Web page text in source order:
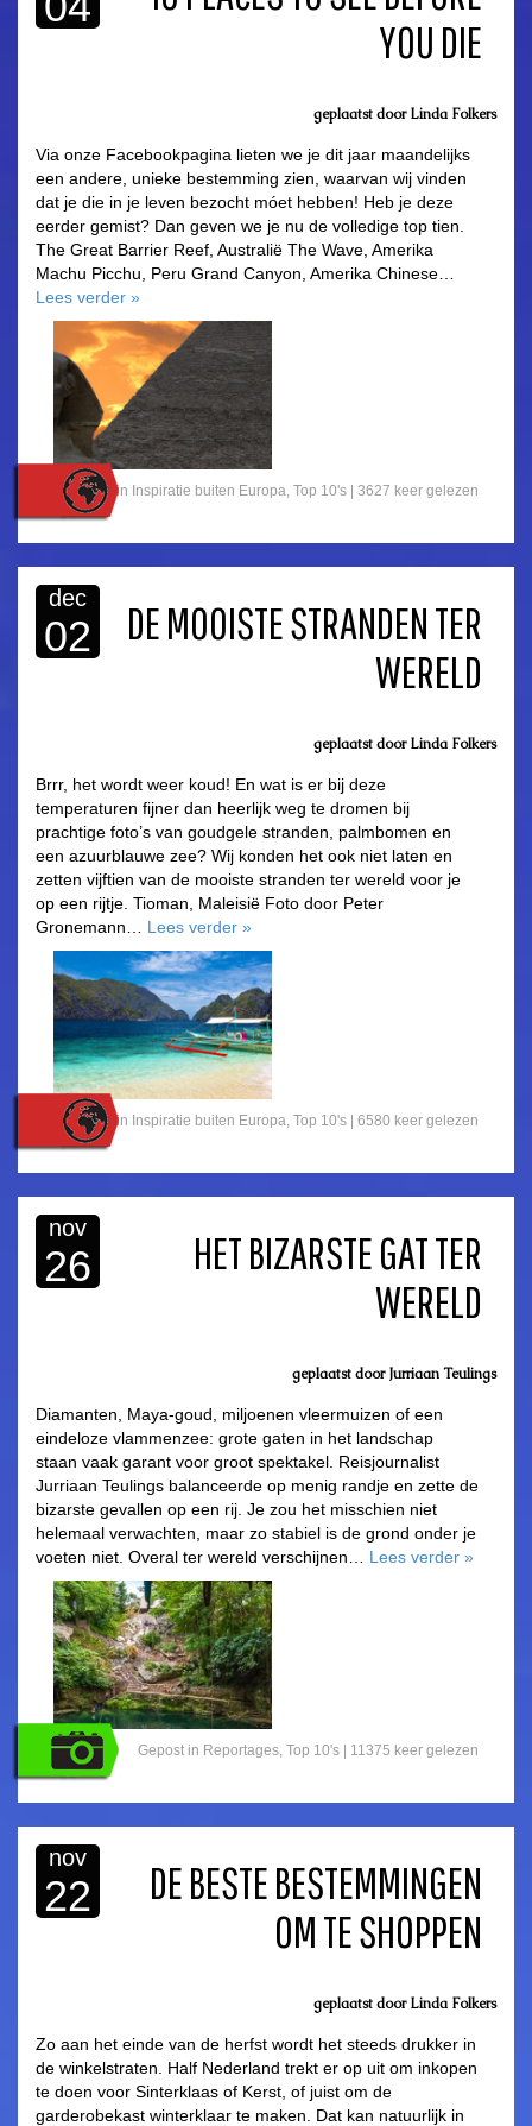
YOU DIE
geplaatst doorLinda Folkers
Via onze Facebookpagina lieten we je dit jaar maandelijks
een andere, unieke bestemming zien, waarvan wij vinden
dat je die in je leven bezocht móet hebben! Heb je deze
eerder gemist? Dan geven we je nu de volledige top tien.
The Great Barrier Reef, Australië The Wave, Amerika
Machu Picchu, Peru Grand Canyon, Amerika Chinese…
Lees verder »
Gepost in Inspiratie buiten Europa, Top 10's | 3627 keer gelezen
dec
02
DE MOOISTE STRANDEN TER
WERELD
geplaatst doorLinda Folkers
Brrr, het wordt weer koud! En wat is er bij deze
temperaturen fijner dan heerlijk weg te dromen bij
prachtige foto’s van goudgele stranden, palmbomen en
een azuurblauwe zee? Wij konden het ook niet laten en
zetten vijftien van de mooiste stranden ter wereld voor je
op een rijtje. Tioman, Maleisië Foto door Peter
Gronemann… Lees verder »
Gepost in Inspiratie buiten Europa, Top 10's | 6580 keer gelezen
nov
26
HET BIZARSTE GAT TER
WERELD
geplaatst doorJurriaan Teulings
Diamanten, Maya-goud, miljoenen vleermuizen of een
eindeloze vlammenzee: grote gaten in het landschap
staan vaak garant voor groot spektakel. Reisjournalist
Jurriaan Teulings balanceerde op menig randje en zette de
bizarste gevallen op een rij. Je zou het misschien niet
helemaal verwachten, maar zo stabiel is de grond onder je
voeten niet. Overal ter wereld verschijnen… Lees verder »
Gepost in Reportages Top 10's | 11375 keer gelezen
nov
22
DE BESTE BESTEMMINGEN
OM TE SHOPPEN
geplaatst doorLinda Folkers
Zo aan het einde van de herfst wordt het steeds drukker in
de winkelstraten. Half Nederland trekt er op uit om inkopen
te doen voor Sinterklaas of Kerst, of juist om de
garderobekast winterklaar te maken. Dat kan natuurlijk in